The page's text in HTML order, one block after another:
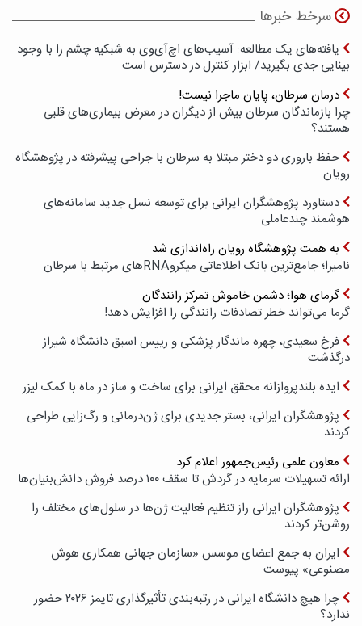
سرخط خبرها
یافته‌های یک مطالعه: آسیب‌های اچ‌آی‌وی به شبکیه چشم را با وجود
بینایی جدی بگیرید/ ابزار کنترل در دسترس است
درمان سرطان، پایان ماجرا نیست!
چرا بازماندگان سرطان بیش از دیگران در معرض بیماری‌های قلبی
هستند؟
حفظ باروری دو دختر مبتلا به سرطان با جراحی پیشرفته در پژوهشگاه
رویان
دستاورد پژوهشگران ایرانی برای توسعه نسل جدید سامانه‌های
هوشمند چندعاملی
به همت پژوهشگاه رویان راه‌اندازی شد
نامیرا؛ جامع‌ترین بانک اطلاعاتی میکروRNAهای مرتبط با سرطان
گرمای هوا؛ دشمن خاموش تمرکز رانندگان
گرما می‌تواند خطر تصادفات رانندگی را افزایش دهد!
فرخ سعیدی، چهره ماندگار پزشکی و رییس اسبق دانشگاه شیراز
درگذشت
ایده بلندپروازانه محقق ایرانی برای ساخت و ساز در ماه با کمک لیزر
پژوهشگران ایرانی، بستر جدیدی برای ژن‌درمانی و رگ‌زایی طراحی
کردند
معاون علمی رئیس‌جمهور اعلام کرد
ارائه تسهیلات سرمایه در گردش تا سقف ۱۰۰ درصد فروش دانش‌بنیان‌ها
پژوهشگران ایرانی راز تنظیم فعالیت ژن‌ها در سلول‌های مختلف را
روشن‌تر کردند
ایران به جمع اعضای موسس «سازمان جهانی همکاری هوش
مصنوعی» پیوست
چرا هیچ دانشگاه ایرانی در رتبه‌بندی تأثیرگذاری تایمز ۲۰۲۶ حضور
ندارد؟